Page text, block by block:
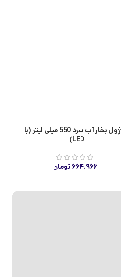
ماژول بخار آب سرد 550 میلی لیتر (با
LED)
۶۶۴.۹۶۶ تومان